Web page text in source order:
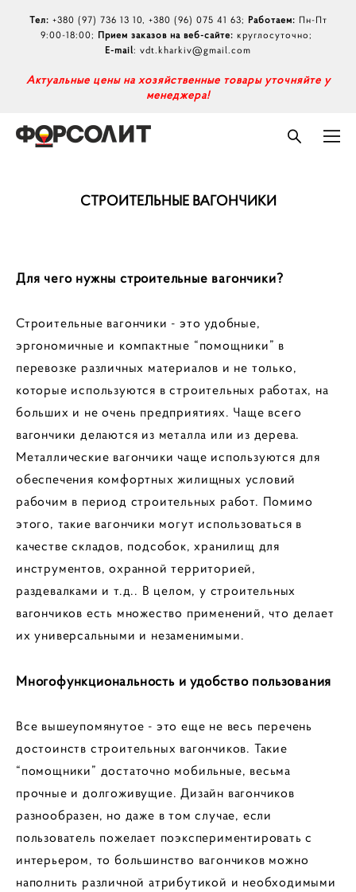
Тел: +380 (97) 736 13 10, +380 (96) 075 41 63; Работаем: Пн-Пт
9:00-18:00; Прием заказов на веб-сайте: круглосуточно;
E-mail: vdt.kharkiv@gmail.com
Актуальные цены на хозяйственные товары уточняйте у
менеджера!
СТРОИТЕЛЬНЫЕ ВАГОНЧИКИ
Для чего нужны строительные вагончики?
Строительные вагончики - это удобные,
эргономичные и компактные “помощники” в
перевозке различных материалов и не только,
которые используются в строительных работах, на
больших и не очень предприятиях. Чаще всего
вагончики делаются из металла или из дерева.
Металлические вагончики чаще используются для
обеспечения комфортных жилищных условий
рабочим в период строительных работ. Помимо
этого, такие вагончики могут использоваться в
качестве складов, подсобок, хранилищ для
инструментов, охранной территорией,
раздевалками и т.д.. В целом, у строительных
вагончиков есть множество применений, что делает
их универсальными и незаменимыми.
Многофункциональность и удобство пользования
Все вышеупомянутое - это еще не весь перечень
достоинств строительных вагончиков. Такие
“помощники” достаточно мобильные, весьма
прочные и долгоживущие. Дизайн вагончиков
разнообразен, но даже в том случае, если
пользователь пожелает поэкспериментировать с
интерьером, то большинство вагончиков можно
наполнить различной атрибутикой и необходимыми